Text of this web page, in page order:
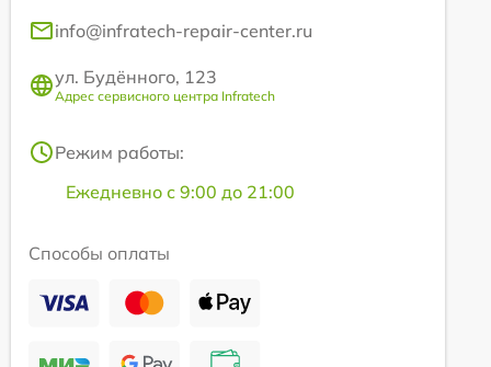
info@infratech-repair-center.ru
ул. Будённого, 123
Адрес сервисного центра Infratech
Режим работы:
Ежедневно с 9:00 до 21:00
Способы оплаты